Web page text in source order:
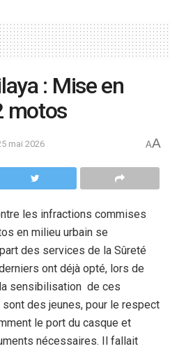
: Mise en
motos
mai 2026 AA
les infractions commises
en milieu urbain se
part des services de la Sûreté
ont déjà opté, lors de
sensibilisation de ces
des jeunes, pour le respect
le port du casque et
nécessaires. Il fallait